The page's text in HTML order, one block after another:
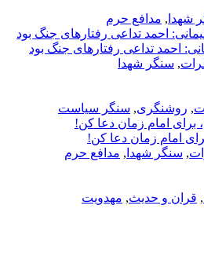
شهدا , مدافع حرم
احمد تداعی رفتارهای جنگ بود
, سنگر شهدا
, روشنگری, سنگر سیاست
امام زمان دعا کن!
, سنگر شهدا , مدافع حرم
, قران و حدیث, مهدویت